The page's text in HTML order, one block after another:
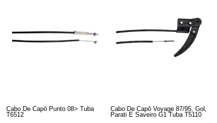
Cabo De Capô Punto 08> Tuba
T6512
Cabo De Capô Voyage 87/95, Gol,
Parati E Saveiro G1 Tuba T5110